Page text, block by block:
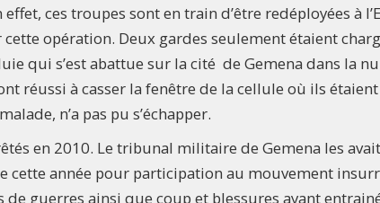
effet, ces troupes sont en train d’être redéployées à
opération. Deux gardes seulement étaient
qui s’est abattue sur la cité de Gemena dans la
réussi à casser la fenêtre de la cellule où ils
n’a pas pu s’échapper.
en 2010. Le tribunal militaire de Gemena les
cette année pour participation au mouvement
de guerres ainsi que coup et blessures ayant